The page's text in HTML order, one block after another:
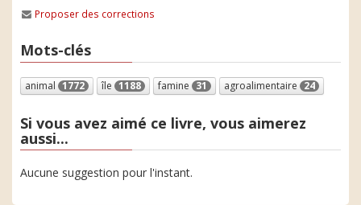
Proposer des corrections
Mots-clés
animal 1772 île 1188 famine 31 agroalimentaire 24
Si vous avez aimé ce livre, vous aimerez
aussi...
Aucune suggestion pour l'instant.